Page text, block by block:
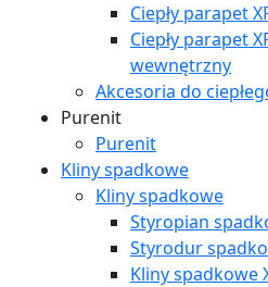
Ciepły parapet
Ciepły parapet
wewnętrzny
Akcesoria do
Purenit
Purenit
Kliny spadkowe
Kliny spadkowe
Styropian
Styrodur
Kliny spadkowe